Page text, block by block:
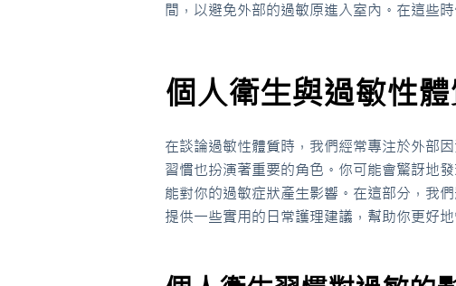
間，以避免外部的過敏原進入室內。在這些
個人衛生與過敏性
在談論過敏性體質時，我們經常專注於外部
習慣也扮演著重要的角色。你可能會驚訝地
能對你的過敏症狀產生影響。在這部分，我
提供一些實用的日常護理建議，幫助你更好